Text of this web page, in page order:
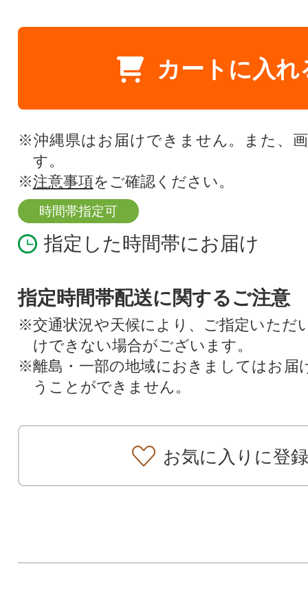
カートに入れ
※沖縄県はお届けできません。また、
す。
※注意事項をご確認ください。
時間帯指定可
指定した時間帯にお届け
指定時間帯配送に関するご注意
※交通状況や天候により、ご指定いただ
けできない場合がございます。
※離島・一部の地域におきましてはお届
うことができません。
お気に入りに登録